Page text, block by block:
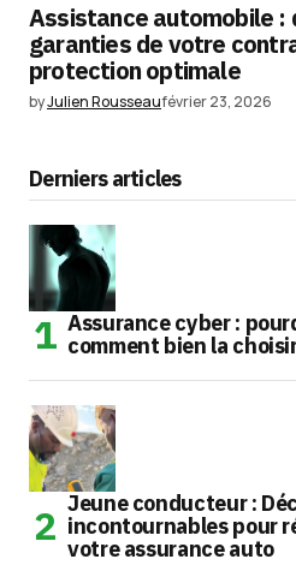
Assistance automobile
garanties de votre
protection optimale
byJulien Rousseaufévrier 23, 2026
Derniers articles
Assurance cyber :
comment bien la
Jeune conducteur :
incontournables pour
votre assurance auto